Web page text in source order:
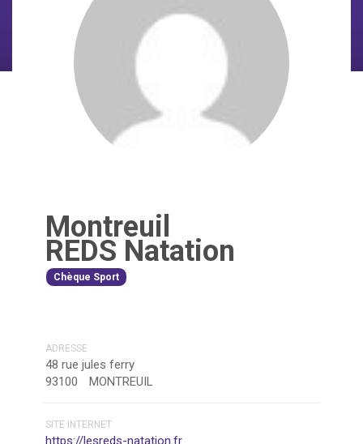
Montreuil
REDS Natation
Chèque Sport
ADRESSE
48 rue jules ferry
93100
MONTREUIL
SITE INTERNET
https://lesreds-natation.fr